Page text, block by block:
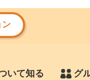
ン
いて知る グ